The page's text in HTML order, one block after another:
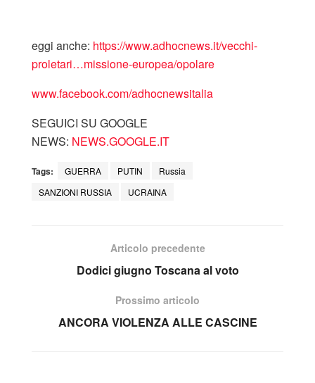
eggi anche: https://www.adhocnews.it/vecchi-
proletari…missione-europea/opolare
www.facebook.com/adhocnewsitalia
SEGUICI SU GOOGLE
NEWS: NEWS.GOOGLE.IT
Tags: GUERRA PUTIN
Russia
SANZIONI RUSSIA
UCRAINA
Articolo precedente
Dodici giugno Toscana al voto
Prossimo articolo
ANCORA VIOLENZA ALLE CASCINE